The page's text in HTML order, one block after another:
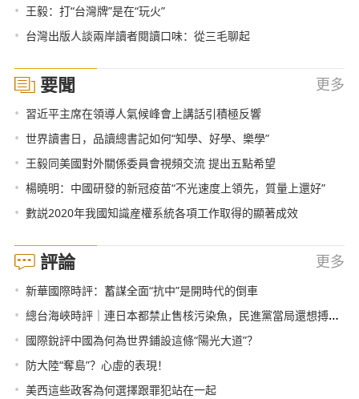
• 王毅：打“台灣牌”是在“玩火”
• 台灣出版人談兩岸讀者閱讀口味：從三毛聊起
要聞 更多
• 習近平主席在領導人氣候峰會上講話引積極反響
• 世界讀書日，品讀總書記如何“知學、好學、樂學”
• 王毅同美國對外關係委員會視頻交流 提出五點希望
• 楊曉明：中國研發的新冠疫苗“不光速度上領先，質量上還好”
• 數説2020年我國知識産權系統各項工作取得的顯著成效
評論 更多
• 新華國際時評：蓄謀全面“抗中”是開時代的倒車
• 總台海峽時評｜連日本都禁止售核污染魚，民進黨當局還想搏命獻媚？
• 國際銳評中國為何為世界鋪設這條“陽光大道”？
• 防大陸“奪島”？心虛的表現！
• 美西這些政客為何選擇跟罪犯站在一起